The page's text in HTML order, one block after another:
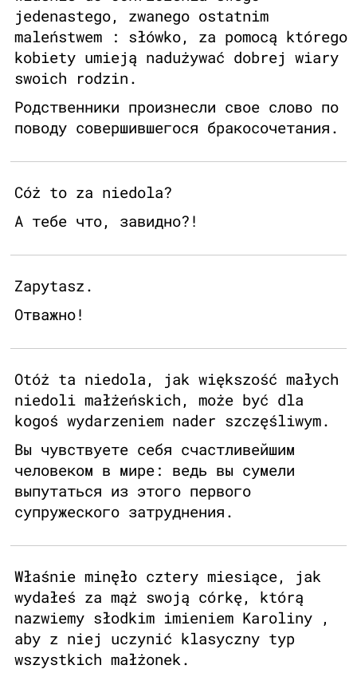
jedenastego, zwanego ostatnim
maleństwem : słówko, za pomocą którego
kobiety umieją nadużywać dobrej wiary
swoich rodzin.
Родственники произнесли свое слово по
поводу совершившегося бракосочетания.
Cóż to za niedola?
А тебе что, завидно?!
Zapytasz.
Отважно!
Otóż ta niedola, jak większość małych
niedoli małżeńskich, może być dla
kogoś wydarzeniem nader szczęśliwym.
Вы чувствуете себя счастливейшим
человеком в мире: ведь вы сумели
выпутаться из этого первого
супружеского затруднения.
Właśnie minęło cztery miesiące, jak
wydałeś za mąż swoją córkę, którą
nazwiemy słodkim imieniem Karoliny ,
aby z niej uczynić klasyczny typ
wszystkich małżonek.